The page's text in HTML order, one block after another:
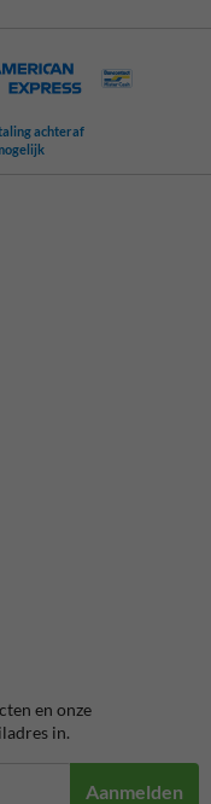
achteraf
en onze
in.
Aanmelden